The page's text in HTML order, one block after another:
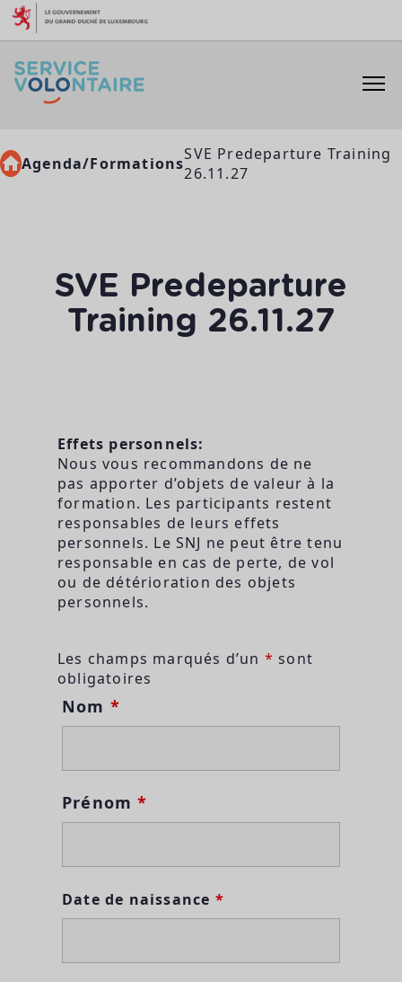
Aller au contenu
Agenda/FormationsSVE Predeparture Training
26.11.27
SVE Predeparture
Training 26.11.27
Effets personnels:
Nous vous recommandons de ne
pas apporter d’objets de valeur à la
formation. Les participants restent
responsables de leurs effets
personnels. Le SNJ ne peut être tenu
responsable en cas de perte, de vol
ou de détérioration des objets
personnels.
Les champs marqués d’un * sont
obligatoires
Nom *
Prénom*
Date de naissance *